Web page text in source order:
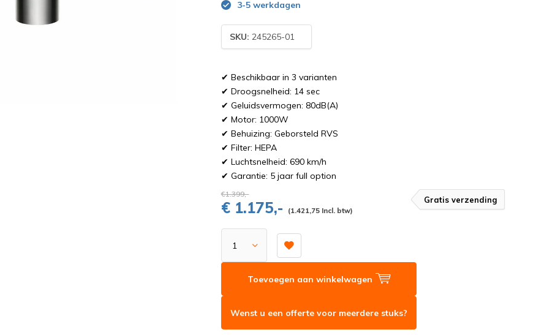
3-5 werkdagen
SKU: 245265-01
✔ Beschikbaar in 3 varianten
✔ Droogsnelheid: 14 sec
✔ Geluidsvermogen: 80dB(A)
✔ Motor: 1000W
✔ Behuizing: Geborsteld RVS
✔ Filter: HEPA
✔ Luchtsnelheid: 690 km/h
✔ Garantie: 5 jaar full option
€1.399,-
€ 1.175,- (1.421,75 Incl. btw)
Gratis verzending
Toevoegen aan winkelwagen
Wenst u een offerte voor meerdere stuks?